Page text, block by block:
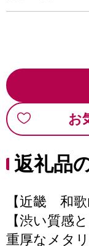
お
返礼品
【近畿 和
【渋い質感
重厚なメタ